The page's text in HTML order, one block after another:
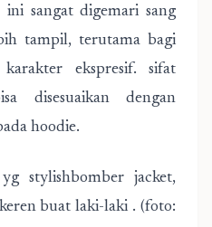
sangat digemari sang
tampil, terutama bagi
ekspresif. sifat
disesuaikan dengan
hoodie.
stylishbomber jacket,
buat laki-laki . (foto: